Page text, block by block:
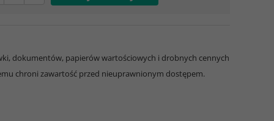
dokumentów, papierów wartościowych i drobnych cennych
chroni zawartość przed nieuprawnionym dostępem.